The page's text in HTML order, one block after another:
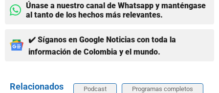
Únase a nuestro canal de Whatsapp y manténgase
al tanto de los hechos más relevantes.
✔️ Síganos en Google Noticias con toda la
información de Colombia y el mundo.
Relacionados Podcast Programas completos